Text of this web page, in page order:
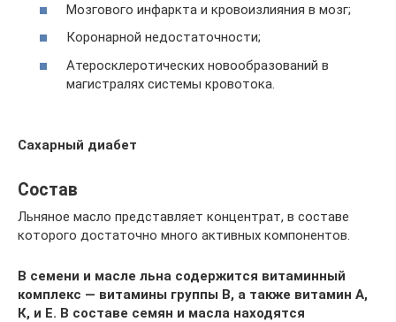
Мозгового инфаркта и кровоизлияния в мозг;
Коронарной недостаточности;
Атеросклеротических новообразований в
магистралях системы кровотока.
Сахарный диабет
Состав
Льняное масло представляет концентрат, в составе
которого достаточно много активных компонентов.
В семени и масле льна содержится витаминный
комплекс — витамины группы В, а также витамин А,
К, и Е. В составе семян и масла находятся